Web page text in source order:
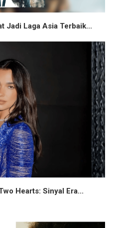
Jadi Laga Asia Terbaik...
Hearts: Sinyal Era...